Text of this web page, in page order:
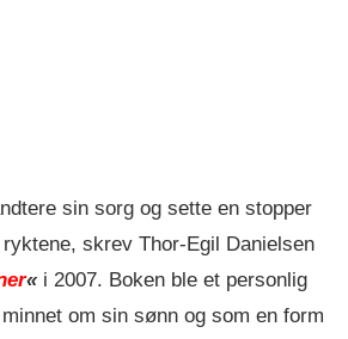
sin sorg og sette en stopper
skrev Thor-Egil Danielsen
« i 2007. Boken ble et personlig
om sin sønn og som en form